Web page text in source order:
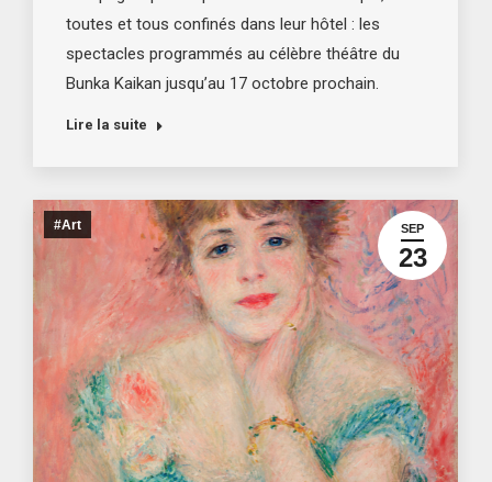
toutes et tous confinés dans leur hôtel : les
spectacles programmés au célèbre théâtre du
Bunka Kaikan jusqu’au 17 octobre prochain.
Lire la suite
SEP
23
#Art